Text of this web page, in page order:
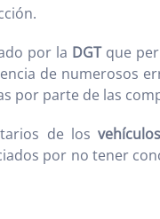
por la DGTque
de numerosos
por parte de las
de los
por no tener